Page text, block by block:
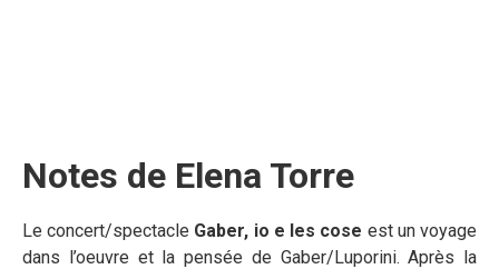
Notes de Elena Torre
Le concert/spectacle Gaber, io e les cose est un voyage
dans l’oeuvre et la pensée de Gaber/Luporini. Après la